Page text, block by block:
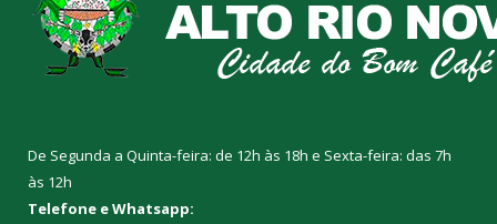
De Segunda a Quinta-feira: de 12h às 18h e Sexta-feira: das 7h
às 12h
Telefone e Whatsapp: